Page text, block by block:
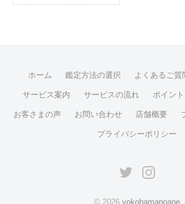
ホーム 鑑定方法の選択 よくあるご質
サービス案内 サービスの流れ ポイン
お客さまの声 お問い合わせ 店舗概要
プライバシーポリシー
twitter
© 2026 yokohamanoane